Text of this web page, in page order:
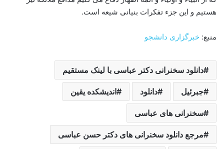
هستیم و این جزء تفکرات بنیانی شیعه است.
منبع: خبرگزاری دانشجو
دانلود سخنرانی دکتر عباسی با لینک مستقیم
جبرئیل دانلود اندیشکده یقین
سخنرانی های عباسی
مرجع دانلود سخنرانی های دکتر حسن عباسی